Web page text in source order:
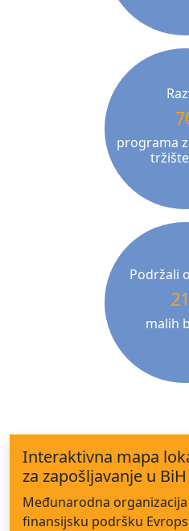
programa
Podržali
malih
Interaktivna mapa
za zapošljavanje u BiH
Međunarodna
finansijsku podršku